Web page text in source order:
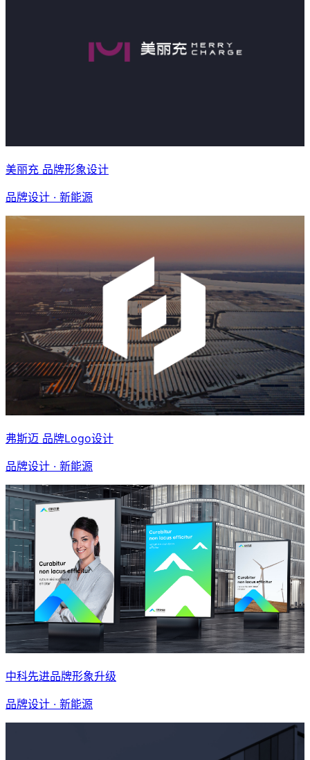
美丽充 品牌形象设计
品牌设计 · 新能源
弗斯迈 品牌Logo设计
品牌设计 · 新能源
中科先进品牌形象升级
品牌设计 · 新能源